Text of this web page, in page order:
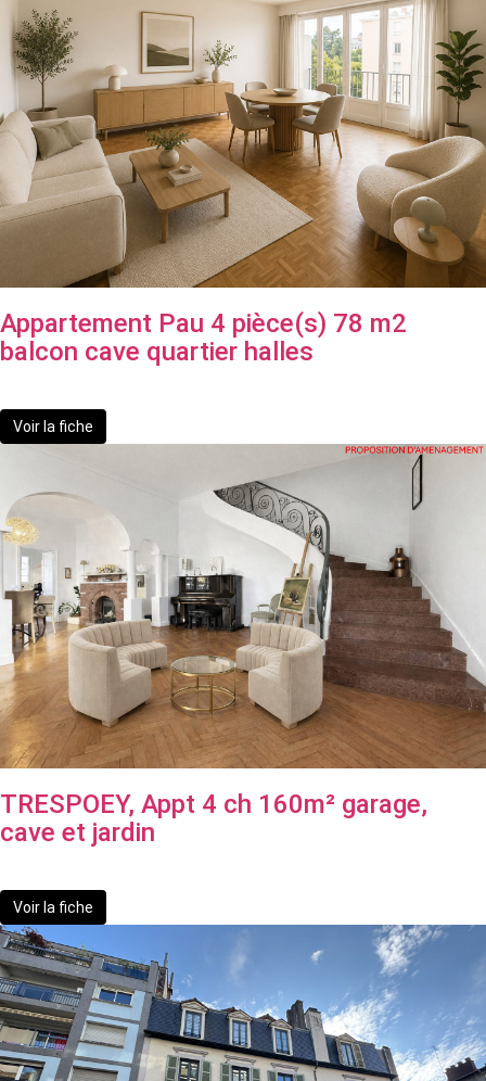
Appartement Pau 4 pièce(s) 78 m2
balcon cave quartier halles
Voir la fiche
TRESPOEY, Appt 4 ch 160m² garage,
cave et jardin
Voir la fiche